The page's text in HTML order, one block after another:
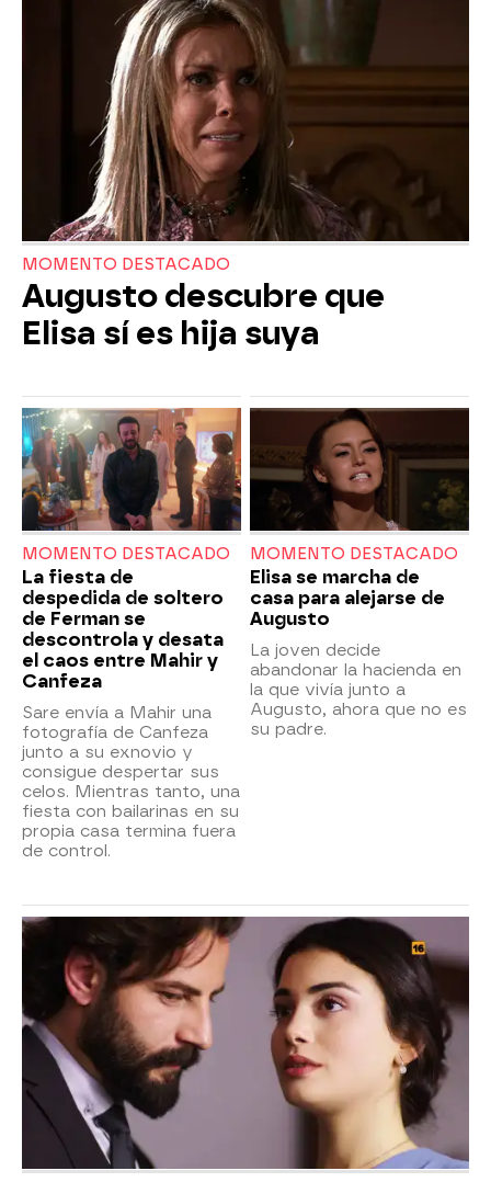
MOMENTO DESTACADO
Augusto descubre que
Elisa sí es hija suya
MOMENTO DESTACADO
La fiesta de
despedida de soltero
de Ferman se
descontrola y desata
el caos entre Mahir y
Canfeza
Sare envía a Mahir una
fotografía de Canfeza
junto a su exnovio y
consigue despertar sus
celos. Mientras tanto, una
fiesta con bailarinas en su
propia casa termina fuera
de control.
MOMENTO DESTACADO
Elisa se marcha de
casa para alejarse de
Augusto
La joven decide
abandonar la hacienda en
la que vivía junto a
Augusto, ahora que no es
su padre.